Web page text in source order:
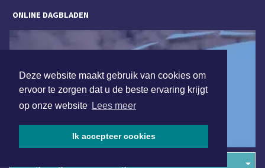
Deze website maakt gebruik van cookies om
ervoor te zorgen dat u de beste ervaring krijgt
op onze website Lees meer
Ik accepteer cookies
ONLINE DAGBLADEN